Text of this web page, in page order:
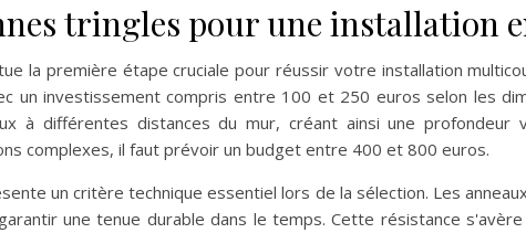
tringles pour une installation
la première étape cruciale pour réussir votre installation
un investissement compris entre 100 et 250 euros selon les
à différentes distances du mur, créant ainsi une profondeur
complexes, il faut prévoir un budget entre 400 et 800 euros.
un critère technique essentiel lors de la sélection. Les
une tenue durable dans le temps. Cette résistance